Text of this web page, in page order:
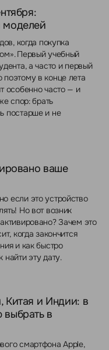
моделей
когда покупка
Первый учебный
а часто и первый
в конце лета
особенно часто — и
спор: брать
постарше и не
ваше
если это устройство
Но вот возник
Зачем это
когда закончится
и как быстро
найти эту дату.
и Индии: в
в
смартфона Apple,